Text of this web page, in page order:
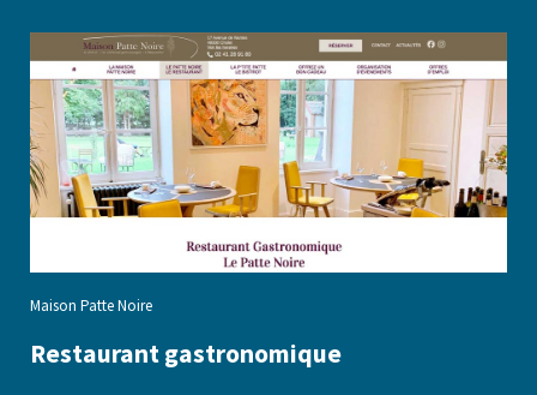
Maison Patte Noire
Restaurant gastronomique